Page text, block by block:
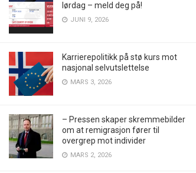
lørdag – meld deg på!
JUNI 9, 2026
Karrierepolitikk på stø kurs mot
nasjonal selvutslettelse
MARS 3, 2026
– Pressen skaper skremmebilder
om at remigrasjon fører til
overgrep mot individer
MARS 2, 2026